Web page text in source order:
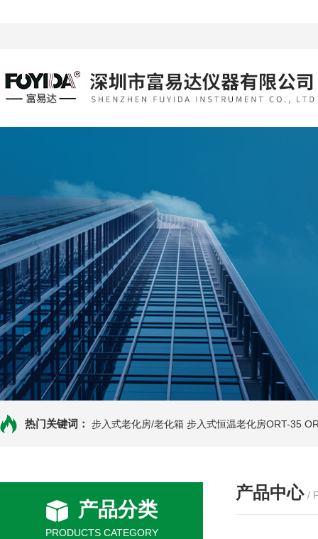
热门关键词： 步入式老化房/老化箱 步入式恒温老化房ORT-35
产品分类
PRODUCTS CATEGORY
产品中心 /